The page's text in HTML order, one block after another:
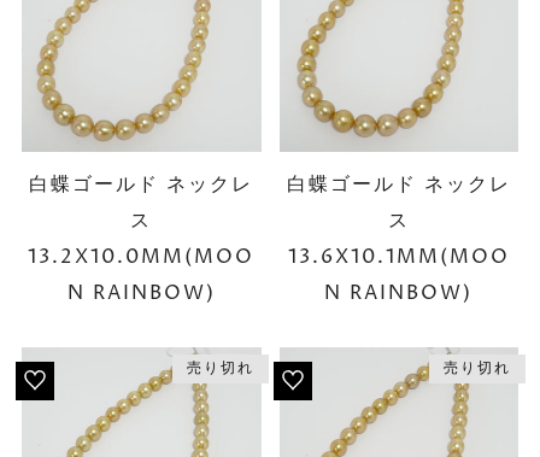
白蝶ゴールド ネックレ
ス
13.2X10.0MM(MOO
N RAINBOW)
白蝶ゴールド ネックレ
ス
13.6X10.1MM(MOO
N RAINBOW)
売り切れ 売り切れ